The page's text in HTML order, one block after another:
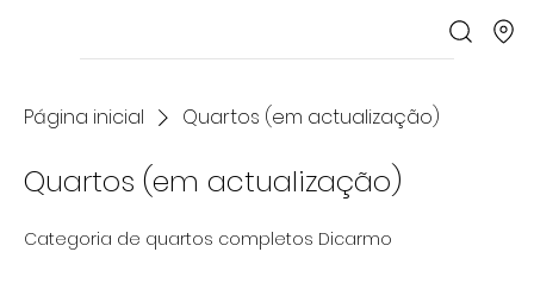
Página inicial Quartos (em actualização)
Quartos (em actualização)
Categoria de quartos completos Dicarmo